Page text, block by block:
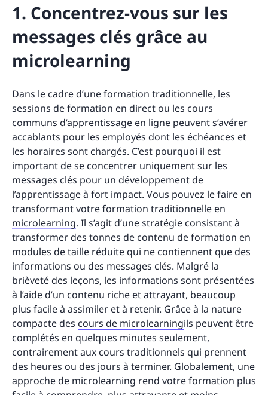
1. Concentrez-vous sur les
messages clés grâce au
microlearning
Dans le cadre d’une formation traditionnelle, les
sessions de formation en direct ou les cours
communs d’apprentissage en ligne peuvent s’avérer
accablants pour les employés dont les échéances et
les horaires sont chargés. C’est pourquoi il est
important de se concentrer uniquement sur les
messages clés pour un développement de
l’apprentissage à fort impact. Vous pouvez le faire en
transformant votre formation traditionnelle en
microlearning. Il s’agit d’une stratégie consistant à
transformer des tonnes de contenu de formation en
modules de taille réduite qui ne contiennent que des
informations ou des messages clés. Malgré la
brièveté des leçons, les informations sont présentées
à l’aide d’un contenu riche et attrayant, beaucoup
plus facile à assimiler et à retenir. Grâce à la nature
compacte des cours de microlearningils peuvent être
complétés en quelques minutes seulement,
contrairement aux cours traditionnels qui prennent
des heures ou des jours à terminer. Globalement, une
approche de microlearning rend votre formation plus